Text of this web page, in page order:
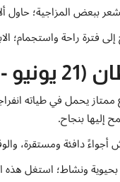
ببعض المزاجية؛ حاول
إلى فترة راحة
يوليو)
يحمل في طياته
إليها بنجاح.
دافئة ومستقرة،
ونشاط؛ استغل هذه